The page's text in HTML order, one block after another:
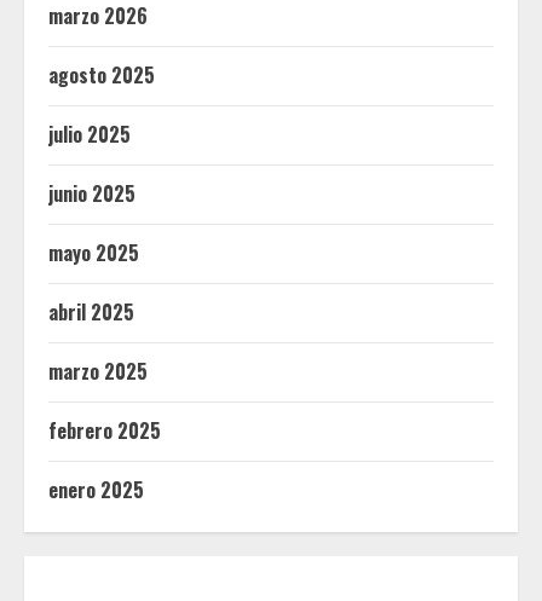
marzo 2026
agosto 2025
julio 2025
junio 2025
mayo 2025
abril 2025
marzo 2025
febrero 2025
enero 2025